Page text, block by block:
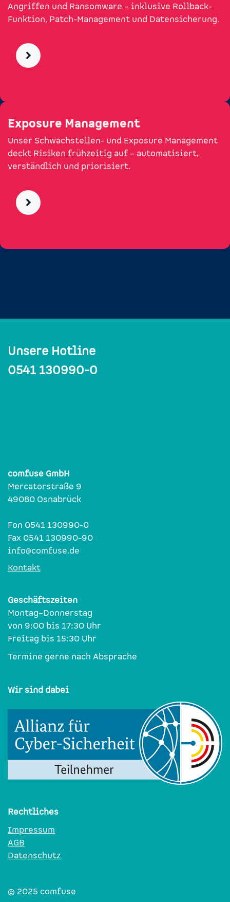
Angriffen und Ransomware – inklusive Rollback-
Funktion, Patch-Management und Datensicherung.​
Exposure Management
Unser Schwachstellen- und Exposure Management
deckt Risiken frühzeitig auf – automatisiert,
verständlich und priorisiert.
Unsere Hotline
0541 130990-0
Rechtliches
Impressum
AGB
Datenschutz
© 2025​​​​ comfuse
Wir sind dabei
Geschäftszeiten
Montag–Donnerstag
von 9:00 bis 17:30 Uhr
Freitag bis 15:30 Uhr
Termine gerne nach Absprache
comfuse GmbH
Mercatorstraße 9
49080 Osnabrück
Fon 0541 130990-0
Fax 0541 130990-90
info@comfuse.de
Kontakt